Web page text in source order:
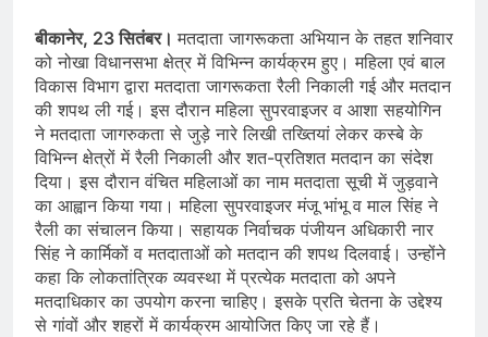
बीकानेर, 23 सितंबर।मतदाता जागरूकता अभियान के तहत शनिवार
को नोखा विधानसभा क्षेत्र में विभिन्न कार्यक्रम हुए। महिला एवं बाल
विकास विभाग द्वारा मतदाता जागरूकता रैली निकाली गई और मतदान
की शपथ ली गई। इस दौरान महिला सुपरवाइजर व आशा सहयोगिन
ने मतदाता जागरुकता से जुड़े नारे लिखी तख्तियां लेकर कस्बे के
विभिन्न क्षेत्रों में रैली निकाली और शत-प्रतिशत मतदान का संदेश
दिया। इस दौरान वंचित महिलाओं का नाम मतदाता सूची में जुड़वाने
का आह्वान किया गया। महिला सुपरवाइजर मंजू भांभू व माल सिंह ने
रैली का संचालन किया। सहायक निर्वाचक पंजीयन अधिकारी नार
सिंह ने कार्मिकों व मतदाताओं को मतदान की शपथ दिलवाई। उन्होंने
कहा कि लोकतांत्रिक व्यवस्था में प्रत्येक मतदाता को अपने
मतदाधिकार का उपयोग करना चाहिए। इसके प्रति चेतना के उद्देश्य
से गांवों और शहरों में कार्यक्रम आयोजित किए जा रहे हैं।